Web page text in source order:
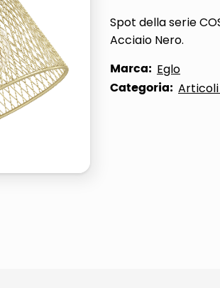
differenziata
Spot della serie
Acciaio Nero.
Marca: Eglo
Categoria: